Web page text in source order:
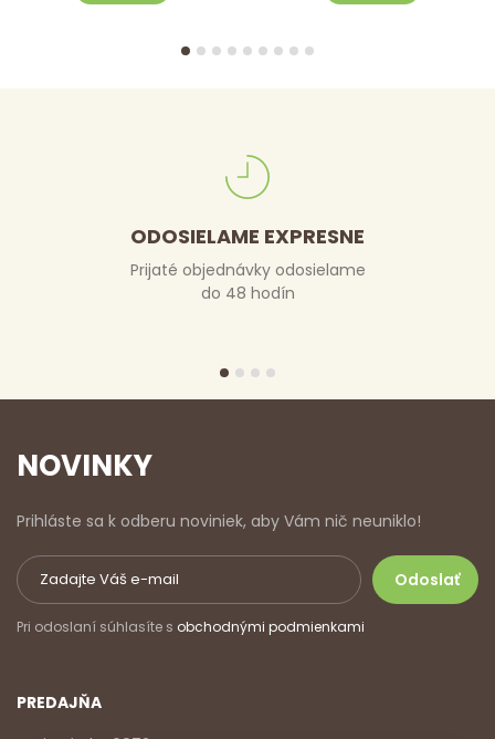
ODOSIELAME EXPRESNE
Prijaté objednávky odosielame
do 48 hodín
NOVINKY
Prihláste sa k odberu noviniek, aby Vám nič neuniklo!
Pri odoslaní súhlasíte s obchodnými podmienkami
PREDAJŇA